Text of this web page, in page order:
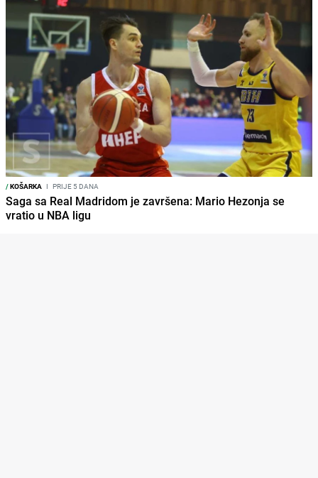
/KOŠARKA I PRIJE 5 DANA
Saga sa Real Madridom je završena: Mario Hezonja se
vratio u NBA ligu